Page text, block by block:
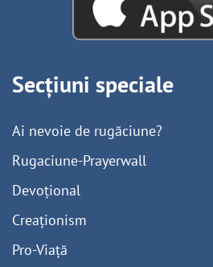
Secțiuni speciale
Ai nevoie de rugăciune?
Rugaciune-Prayerwall
Devoțional
Creaționism
Pro-Viață